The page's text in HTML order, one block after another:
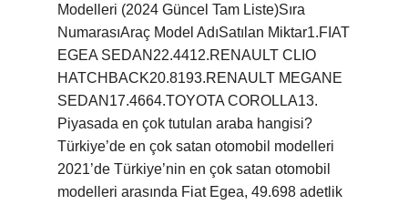
Modelleri (2024 Güncel Tam Liste)Sıra
NumarasıAraç Model AdıSatılan Miktar1.FIAT
EGEA SEDAN22.4412.RENAULT CLIO
HATCHBACK20.8193.RENAULT MEGANE
SEDAN17.4664.TOYOTA COROLLA13.
Piyasada en çok tutulan araba hangisi?
Türkiye’de en çok satan otomobil modelleri
2021’de Türkiye’nin en çok satan otomobil
modelleri arasında Fiat Egea, 49.698 adetlik